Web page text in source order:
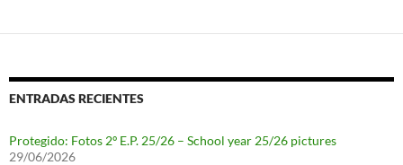
ENTRADAS RECIENTES
Protegido: Fotos 2º E.P. 25/26 – School year 25/26 pictures
29/06/2026